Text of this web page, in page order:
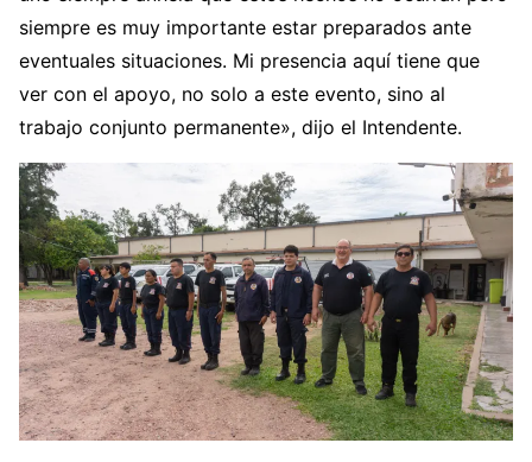
siempre es muy importante estar preparados ante
eventuales situaciones. Mi presencia aquí tiene que
ver con el apoyo, no solo a este evento, sino al
trabajo conjunto permanente», dijo el Intendente.